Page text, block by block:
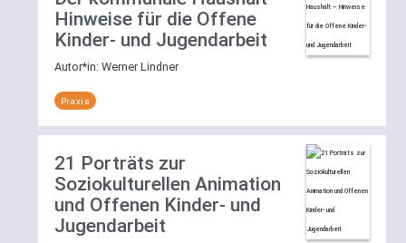
Hinweise für die Offene
Kinder- und Jugendarbeit
Autor*in: Werner Lindner
Praxis
21 Porträts zur
Soziokulturellen Animation
und Offenen Kinder- und
Jugendarbeit